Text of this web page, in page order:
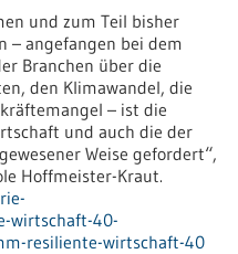
und zum Teil bisher
– angefangen bei dem
Branchen über die
den Klimawandel, die
– ist die
und auch die der
Weise gefordert“,
Hoffmeister-Kraut.
wirtschaft-40-
resiliente-wirtschaft-40